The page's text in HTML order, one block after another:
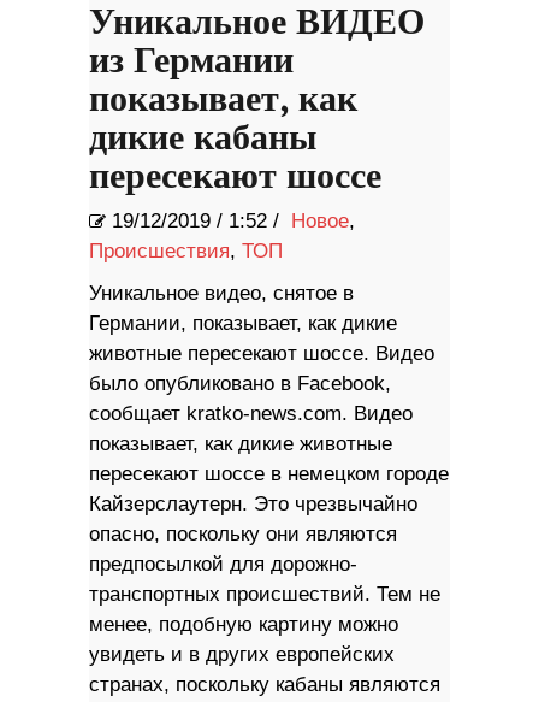
Уникальное ВИДЕО
из Германии
показывает, как
дикие кабаны
пересекают шоссе
19/12/2019 / 1:52 / Новое,
Происшествия, ТОП
Уникальное видео, снятое в
Германии, показывает, как дикие
животные пересекают шоссе. Видео
было опубликовано в Facebook,
сообщает kratko-news.com. Видео
показывает, как дикие животные
пересекают шоссе в немецком городе
Кайзерслаутерн. Это чрезвычайно
опасно, поскольку они являются
предпосылкой для дорожно-
транспортных происшествий. Тем не
менее, подобную картину можно
увидеть и в других европейских
странах, поскольку кабаны являются